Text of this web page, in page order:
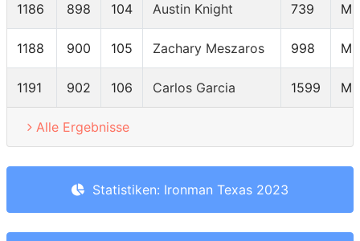
1186 898 104 Austin Knight 739
1188 900 105 Zachary Meszaros 998
1191 902 106 Carlos Garcia 1599
Alle Ergebnisse
Statistiken: Ironman Texas 2023